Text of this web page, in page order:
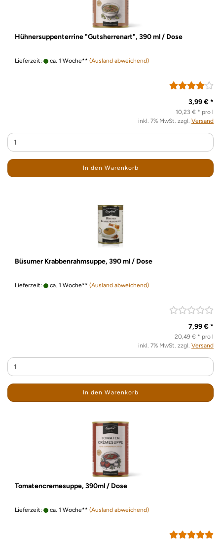
Hühnersuppenterrine "Gutsherrenart", 390 ml / Dose
Lieferzeit: ca. 1 Woche** (Ausland abweichend)
3,99 € *
10,23 € * pro l
inkl. 7% MwSt. zzgl. Versand
In den Warenkorb
Büsumer Krabbenrahmsuppe, 390 ml / Dose
Lieferzeit: ca. 1 Woche** (Ausland abweichend)
7,99 € *
20,49 € * pro l
inkl. 7% MwSt. zzgl. Versand
In den Warenkorb
Tomatencremesuppe, 390ml / Dose
Lieferzeit: ca. 1 Woche** (Ausland abweichend)